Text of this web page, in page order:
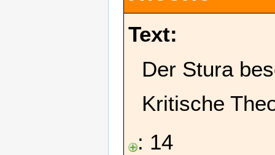
Text:
Der Stura
Kritische
: 14